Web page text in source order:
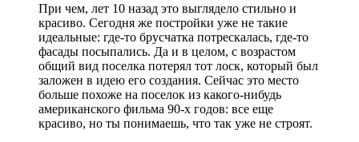
При чем, лет 10 назад это выглядело стильно и
красиво. Сегодня же постройки уже не такие
идеальные: где-то брусчатка потрескалась, где-то
фасады посыпались. Да и в целом, с возрастом
общий вид поселка потерял тот лоск, который был
заложен в идею его создания. Сейчас это место
больше похоже на поселок из какого-нибудь
американского фильма 90-х годов: все еще
красиво, но ты понимаешь, что так уже не строят.